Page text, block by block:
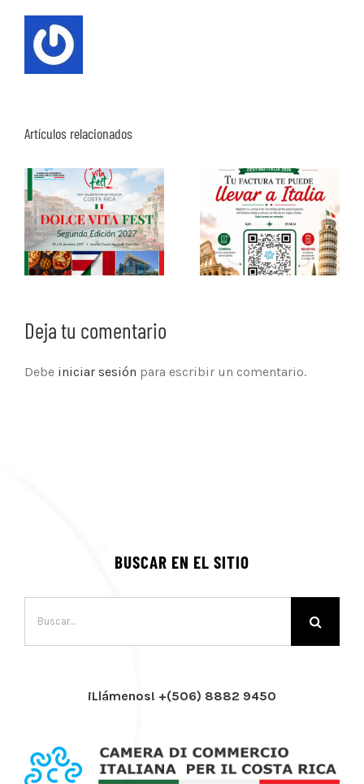
Artículos relacionados
Deja tu comentario
Debe iniciar sesión para escribir un comentario.
BUSCAR EN EL SITIO
¡Llámenos! +(506) 8882 9450